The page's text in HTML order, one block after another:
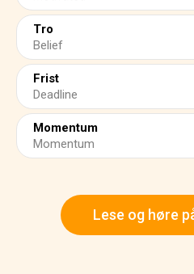
Tro
Belief
Frist
Deadline
Momentum
Momentum
Lese og høre